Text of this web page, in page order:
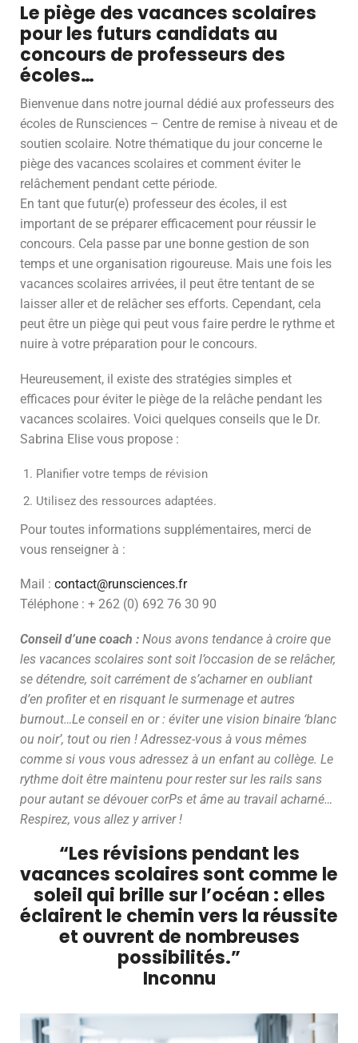
Le piège des vacances scolaires
pour les futurs candidats au
concours de professeurs des
écoles…
Bienvenue dans notre journal dédié aux professeurs des
écoles de Runsciences – Centre de remise à niveau et de
soutien scolaire. Notre thématique du jour concerne le
piège des vacances scolaires et comment éviter le
relâchement pendant cette période.
En tant que futur(e) professeur des écoles, il est
important de se préparer efficacement pour réussir le
concours. Cela passe par une bonne gestion de son
temps et une organisation rigoureuse. Mais une fois les
vacances scolaires arrivées, il peut être tentant de se
laisser aller et de relâcher ses efforts. Cependant, cela
peut être un piège qui peut vous faire perdre le rythme et
nuire à votre préparation pour le concours.
Heureusement, il existe des stratégies simples et
efficaces pour éviter le piège de la relâche pendant les
vacances scolaires. Voici quelques conseils que le Dr.
Sabrina Elise vous propose :
Planifier votre temps de révision
Utilisez des ressources adaptées.
Pour toutes informations supplémentaires, merci de
vous renseigner à :
Mail : contact@runsciences.fr
Téléphone : + 262 (0) 692 76 30 90
Conseil d’une coach : Nous avons tendance à croire que
les vacances scolaires sont soit l’occasion de se relâcher,
se détendre, soit carrément de s’acharner en oubliant
d’en profiter et en risquant le surmenage et autres
burnout…Le conseil en or : éviter une vision binaire ‘blanc
ou noir’, tout ou rien ! Adressez-vous à vous mêmes
comme si vous vous adressez à un enfant au collège. Le
rythme doit être maintenu pour rester sur les rails sans
pour autant se dévouer corPs et âme au travail acharné…
Respirez, vous allez y arriver !
“Les révisions pendant les
vacances scolaires sont comme le
soleil qui brille sur l’océan : elles
éclairent le chemin vers la réussite
et ouvrent de nombreuses
possibilités.”
Inconnu